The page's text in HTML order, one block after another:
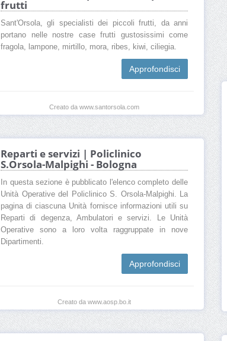
frutti
Sant'Orsola, gli specialisti dei piccoli frutti, da anni
portano nelle nostre case frutti gustosissimi come
fragola, lampone, mirtillo, mora, ribes, kiwi, ciliegia.
Approfondisci
Creato da www.santorsola.com
Reparti e servizi | Policlinico
S.Orsola-Malpighi - Bologna
In questa sezione è pubblicato l'elenco completo delle
Unità Operative del Policlinico S. Orsola-Malpighi. La
pagina di ciascuna Unità fornisce informazioni utili su
Reparti di degenza, Ambulatori e servizi. Le Unità
Operative sono a loro volta raggruppate in nove
Dipartimenti.
Approfondisci
Creato da www.aosp.bo.it